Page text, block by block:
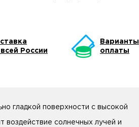
России
Варианты
оплаты
гладкой поверхности с высокой
воздействие солнечных лучей и